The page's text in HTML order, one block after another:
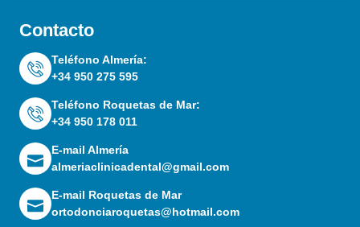
Contacto
Teléfono Almería:
+34 950 275 595
Teléfono Roquetas de Mar:
+34 950 178 011
E-mail Almería
almeriaclinicadental@gmail.com
E-mail Roquetas de Mar
ortodonciaroquetas@hotmail.com